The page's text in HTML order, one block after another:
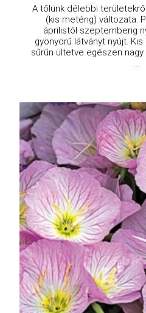
A tőlünk délebbi
(kis meténg) változata.
áprilistól szeptemberig
gyönyörű látványt nyújt.
sűrűn ültetve egészen
...